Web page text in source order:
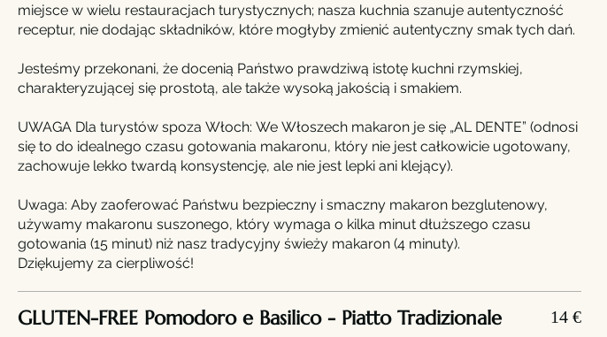
miejsce w wielu restauracjach turystycznych; nasza kuchnia szanuje autentyczność
receptur, nie dodając składników, które mogłyby zmienić autentyczny smak tych dań.
Jesteśmy przekonani, że docenią Państwo prawdziwą istotę kuchni rzymskiej,
charakteryzującej się prostotą, ale także wysoką jakością i smakiem.
UWAGA Dla turystów spoza Włoch: We Włoszech makaron je się „AL DENTE” (odnosi
się to do idealnego czasu gotowania makaronu, który nie jest całkowicie ugotowany,
zachowuje lekko twardą konsystencję, ale nie jest lepki ani klejący).
Uwaga: Aby zaoferować Państwu bezpieczny i smaczny makaron bezglutenowy,
używamy makaronu suszonego, który wymaga o kilka minut dłuższego czasu
gotowania (15 minut) niż nasz tradycyjny świeży makaron (4 minuty).
Dziękujemy za cierpliwość!
GLUTEN-FREE Pomodoro e Basilico - Piatto Tradizionale 14 €